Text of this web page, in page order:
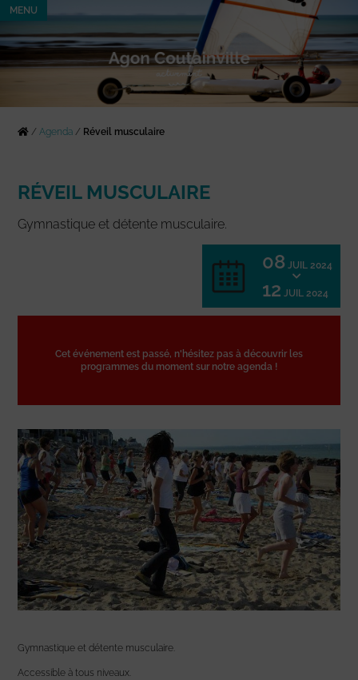
MENU
/Agenda / Réveil musculaire
RÉVEIL MUSCULAIRE
Gymnastique et détente musculaire.
08 JUIL 2024
12 JUIL 2024
Cet événement est passé, n'hésitez pas à découvrir les
programmes du moment sur notre agenda !
Gymnastique et détente musculaire.
Accessible à tous niveaux.